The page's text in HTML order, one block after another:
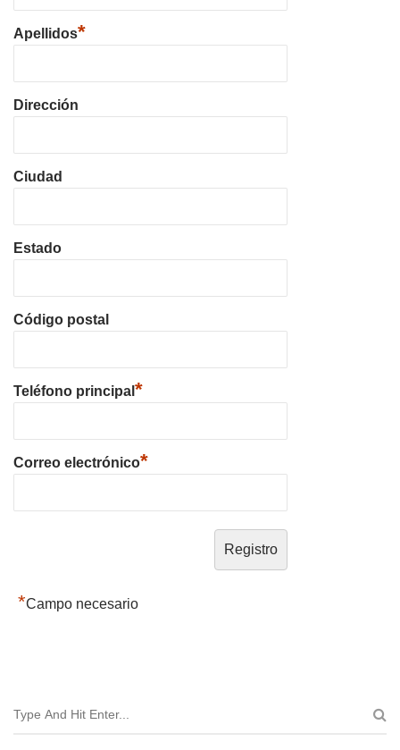
Apellidos*
Dirección
Ciudad
Estado
Código postal
Teléfono principal *
Correo electrónico*
*Campo necesario